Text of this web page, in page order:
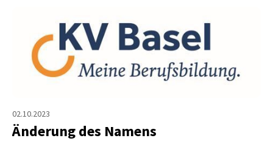
02.10.2023
Änderung des Namens